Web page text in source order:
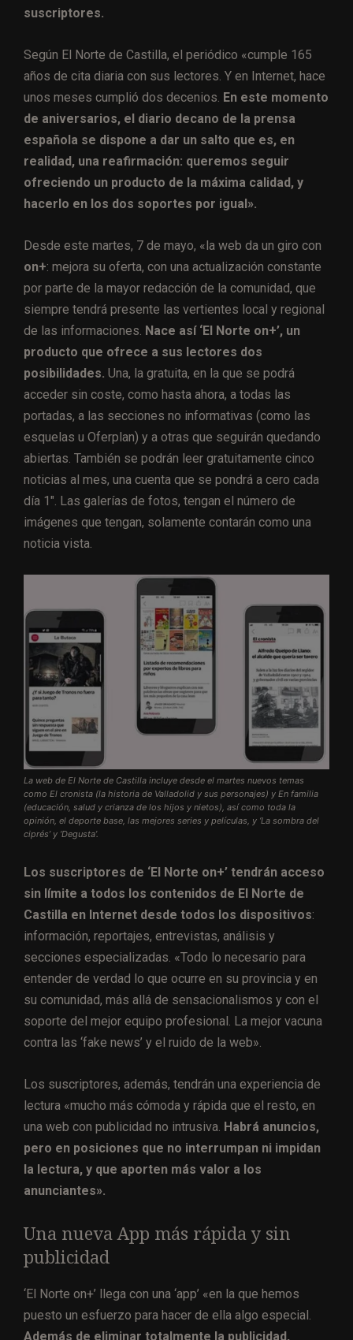
suscriptores.
Según El Norte de Castilla, el periódico «cumple 165
años de cita diaria con sus lectores. Y en Internet, hace
unos meses cumplió dos decenios. En este momento
de aniversarios, el diario decano de la prensa
española se dispone a dar un salto que es, en
realidad, una reafirmación: queremos seguir
ofreciendo un producto de la máxima calidad, y
hacerlo en los dos soportes por igual».
Desde este martes, 7 de mayo, «la web da un giro con
on+: mejora su oferta, con una actualización constante
por parte de la mayor redacción de la comunidad, que
siempre tendrá presente las vertientes local y regional
de las informaciones. Nace así ‘El Norte on+’, un
producto que ofrece a sus lectores dos
posibilidades. Una, la gratuita, en la que se podrá
acceder sin coste, como hasta ahora, a todas las
portadas, a las secciones no informativas (como las
esquelas u Oferplan) y a otras que seguirán quedando
abiertas. También se podrán leer gratuitamente cinco
noticias al mes, una cuenta que se pondrá a cero cada
día 1″. Las galerías de fotos, tengan el número de
imágenes que tengan, solamente contarán como una
noticia vista.
La web de El Norte de Castilla incluye desde el martes nuevos temas
como El cronista (la historia de Valladolid y sus personajes) y En familia
(educación, salud y crianza de los hijos y nietos), así como toda la
opinión, el deporte base, las mejores series y películas, y ‘La sombra del
ciprés’ y ‘Degusta’.
Los suscriptores de ‘El Norte on+’ tendrán acceso
sin límite a todos los contenidos de El Norte de
Castilla en Internet desde todos los dispositivos:
información, reportajes, entrevistas, análisis y
secciones especializadas. «Todo lo necesario para
entender de verdad lo que ocurre en su provincia y en
su comunidad, más allá de sensacionalismos y con el
soporte del mejor equipo profesional. La mejor vacuna
contra las ‘fake news’ y el ruido de la web».
Los suscriptores, además, tendrán una experiencia de
lectura «mucho más cómoda y rápida que el resto, en
una web con publicidad no intrusiva. Habrá anuncios,
pero en posiciones que no interrumpan ni impidan
la lectura, y que aporten más valor a los
anunciantes».
Una nueva App más rápida y sin
publicidad
‘El Norte on+’ llega con una ‘app’ «en la que hemos
puesto un esfuerzo para hacer de ella algo especial.
Además de eliminar totalmente la publicidad,